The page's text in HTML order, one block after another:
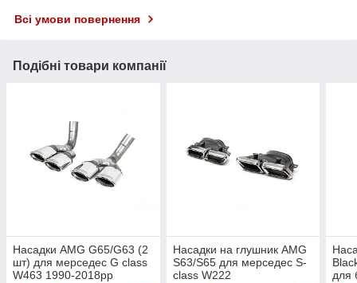
Всі умови повернення
Подібні товари компанії
Насадки AMG G65/G63 (2
шт) для мерседес G сlass
W463 1990-2018рр
Насадки на глушник AMG
S63/S65 для мерседес S-
сlass W222
для